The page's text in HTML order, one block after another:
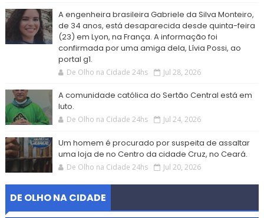
A engenheira brasileira Gabriele da Silva Monteiro,
de 34 anos, está desaparecida desde quinta-feira
(23) em Lyon, na França. A informação foi
confirmada por uma amiga dela, Lívia Possi, ao
portal g1.
De Olho na Cidade 24hs Jul 28, 2026
A comunidade católica do Sertão Central está em
luto.
De Olho na Cidade 24hs Jul 24, 2026
Um homem é procurado por suspeita de assaltar
uma loja de no Centro da cidade Cruz, no Ceará.
De Olho na Cidade 24hs Jul 20, 2026
DE OLHO NA CIDADE